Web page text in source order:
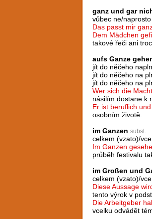
ganz und gar
vůbec ne/
Das passt mir
Dem Mädchen
takové řeči ani
aufs Ganze
jít do něčeho
jít do něčeho na
jít do něčeho na
Wer sich die
násilím dostane k
Er ist beruflich
osobním životě.
im Ganzen subst.
celkem (vzato)/
Im Ganzen
průběh festivalu
im Großen und
celkem (vzato)/
Diese Aussage
tento výrok v
Die Arbeitgeber
vcelku odvádět